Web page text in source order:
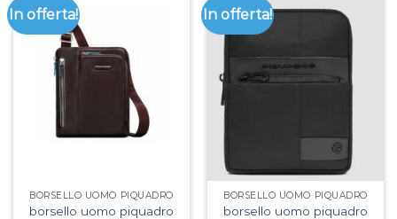
In offerta!
BORSELLO UOMO PIQUADRO
borsello uomo piquadro
In offerta!
BORSELLO UOMO PIQUADRO
borsello uomo piquadro